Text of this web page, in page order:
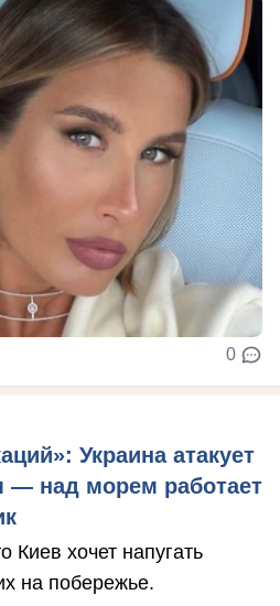
0
Украина атакует
— над морем работает
Киев хочет напугать
на побережье.